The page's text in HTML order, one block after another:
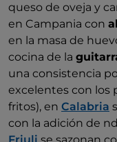
queso de oveja y
en Campania con
en la masa de
cocina de la
una consistencia
excelentes con los
fritos), en Calabria
con la adición de